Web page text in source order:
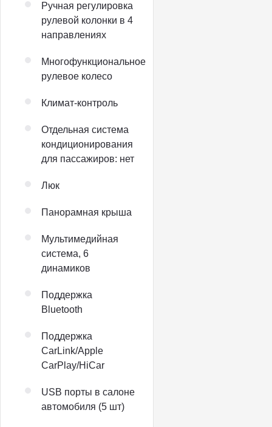
Ручная регулировка
рулевой колонки в 4
направлениях
Многофункциональное
рулевое колесо
Климат-контроль
Отдельная система
кондиционирования
для пассажиров: нет
Люк
Панорамная крыша
Мультимедийная
система, 6
динамиков
Поддержка
Bluetooth
Поддержка
CarLink/Apple
CarPlay/HiCar
USB порты в салоне
автомобиля (5 шт)